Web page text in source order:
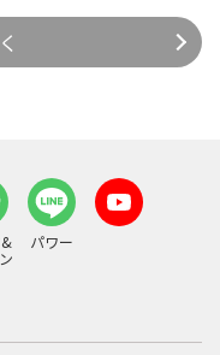
パワー